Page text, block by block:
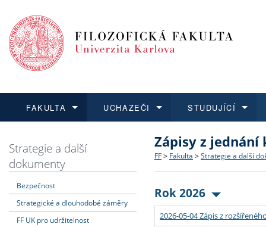
FAKULTA
Dozvědět se více
Struktura a historie
Strategie a další
Podpora a benefity pro
UCHAZEČI
Podat přihlášku
Co studovat a jak se
Učitelské studijní
Informace k průběhu
STUDUJÍCÍ
Dozvědět se více
Bakalářské a magisterské
Doktorské studium
Rigorózní řízení
Dozvědět se více
O vědě a výzkumu na FF
Akademické kvalifikace
Granty a projekty
Dozvědět se více
Aktuální nabídky a
Vyjíždějící studenti
Přijíždějící studenti
Strategie a další
dokumenty
Bezpečnost
Strategické a dlouhodobé záměry
FF UK pro udržitelnost
Zápisy z jednání
FF > Fakulta > Strategie a další
Rok 2026
2026-05-04 Zápis z